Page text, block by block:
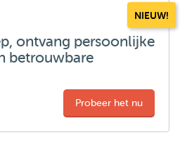
NIEUW!
ontvang persoonlijke
betrouwbare
Probeer het nu